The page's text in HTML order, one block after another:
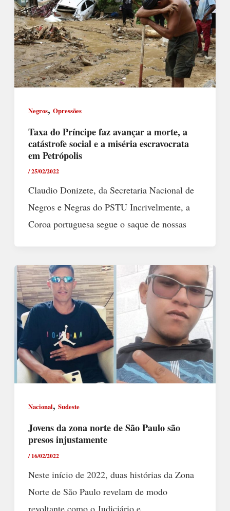
Negros, Opressões
Taxa do Príncipe faz avançar a morte, a
catástrofe social e a miséria escravocrata
em Petrópolis
/25/02/2022
Claudio Donizete, da Secretaria Nacional de
Negros e Negras do PSTU Incrivelmente, a
Coroa portuguesa segue o saque de nossas
Nacional, Sudeste
Jovens da zona norte de São Paulo são
presos injustamente
/16/02/2022
Neste início de 2022, duas histórias da Zona
Norte de São Paulo revelam de modo
revoltante como o Judiciário e